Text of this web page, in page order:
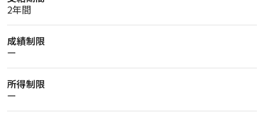
2年間
成績制限
ー
所得制限
ー